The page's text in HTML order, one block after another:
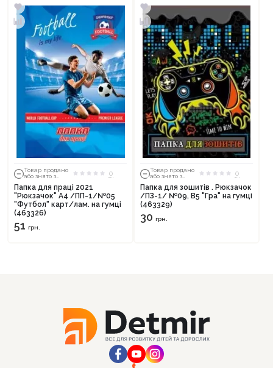
Товар продано
або знято з
0
Папка для праці 2021
"Рюкзачок" А4 /ПП-1/№05
"Футбол" карт/лам. на гумці
(463326)
51 грн.
Товар продано
або знято з
0
Папка для зошитів . Рюкзачок
/ПЗ-1/ №09, В5 "Гра" на гумці
(463329)
30 грн.